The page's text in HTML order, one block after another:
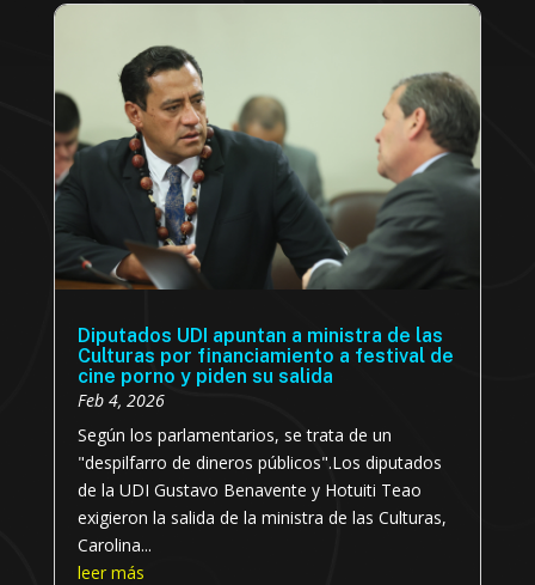
Diputados UDI apuntan a ministra de las
Culturas por financiamiento a festival de
cine porno y piden su salida
Feb 4, 2026
Según los parlamentarios, se trata de un
"despilfarro de dineros públicos".Los diputados
de la UDI Gustavo Benavente y Hotuiti Teao
exigieron la salida de la ministra de las Culturas,
Carolina...
leer más